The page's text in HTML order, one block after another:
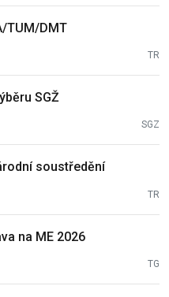
TUM/DMT
TR
SGŽ
SGZ
soustředění
TR
na ME 2026
TG